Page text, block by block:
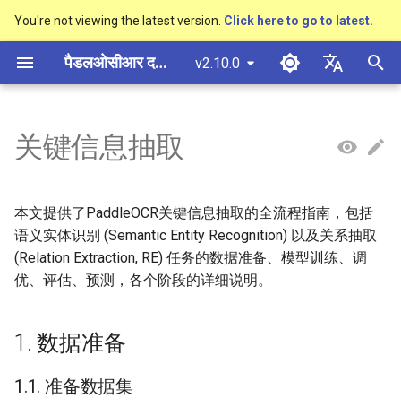
You're not viewing the latest version. Click here to go to latest.
पैडलओसीआर दस्तावेज़ीकरण v2.10.0
Pу́сский язы́к
हिन्दी
한국인
खो
ज
रू
रें
快速开始
基于C++预测引擎推理
Visual Studio 2019
Community CMake 编译指南
服务化部署
1.1. 准备数据集
1.2. 自定义数据集
（1）训练集
（3）字典文件
1.3. 数据下载
模型裁剪
知识蒸馏
PP-OCRv4技术报告
paddleocr package使用说明
多语言模型
Enhanced CTC Loss
切片操作
快速开始
模型库
模型训练
表格识别
版面恢复
服务化部署
博客
文本检测算法
SAST
PSENet
文本识别算法 STAR-Net
RARE
文本超分辨率算法
UniMERNet
PP-FormulaNet
端到端OCR算法
表格识别算法
SDMGR
通用
制造
包装生产日期
PCB文字识别
金融
印章检测与识别
通用卡证识别
其它数据标注工具
其它数据合成工具
手写中文OCR数据集
垂类多语言OCR数据集
版面分析数据集
关键信息提取数据集
附录
关键信息抽取
本文提供了PaddleOCR关键信息抽取的全流程指南，包括
语义实体识别 (Semantic Entity Recognition) 以及关系抽取
(Relation Extraction, RE) 任务的数据准备、模型训练、调
优、评估、预测，各个阶段的详细说明。
1. 数据准备
1.1. 准备数据集